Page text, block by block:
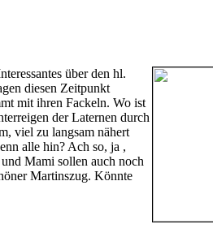
über den hl.
diesen Zeitpunkt
mit ihren Fackeln. Wo ist
der Laternen durch
viel zu langsam nähert
alle hin? Ach so, ja ,
Mami sollen auch noch
Martinszug. Könnte